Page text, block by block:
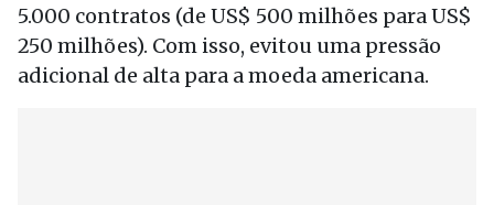
5.000 contratos (de US$ 500 milhões para US$
250 milhões). Com isso, evitou uma pressão
adicional de alta para a moeda americana.